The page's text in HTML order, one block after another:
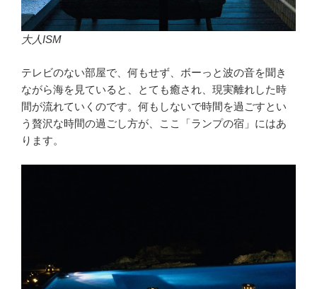
大人ISM
テレビのない部屋で、何もせず、ボーっと波の音を聞き
ながら海を見ていると、とても癒され、現実離れした時
間が流れていくのです。何もしないで時間を過ごすとい
う贅沢な時間の過ごし方が、ここ「ランプの宿」にはあ
ります。